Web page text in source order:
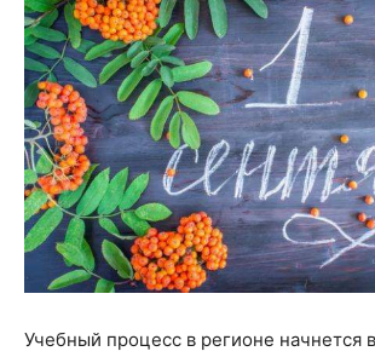
Учебный процесс в регионе начнется